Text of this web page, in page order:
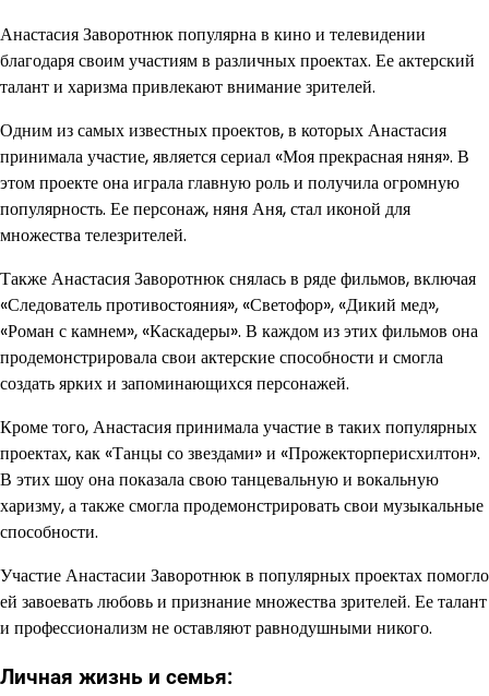
Анастасия Заворотнюк популярна в кино и телевидении
благодаря своим участиям в различных проектах. Ее актерский
талант и харизма привлекают внимание зрителей.
Одним из самых известных проектов, в которых Анастасия
принимала участие, является сериал «Моя прекрасная няня». В
этом проекте она играла главную роль и получила огромную
популярность. Ее персонаж, няня Аня, стал иконой для
множества телезрителей.
Также Анастасия Заворотнюк снялась в ряде фильмов, включая
«Следователь противостояния», «Светофор», «Дикий мед»,
«Роман с камнем», «Каскадеры». В каждом из этих фильмов она
продемонстрировала свои актерские способности и смогла
создать ярких и запоминающихся персонажей.
Кроме того, Анастасия принимала участие в таких популярных
проектах, как «Танцы со звездами» и «Прожекторперисхилтон».
В этих шоу она показала свою танцевальную и вокальную
харизму, а также смогла продемонстрировать свои музыкальные
способности.
Участие Анастасии Заворотнюк в популярных проектах помогло
ей завоевать любовь и признание множества зрителей. Ее талант
и профессионализм не оставляют равнодушными никого.
Личная жизнь и семья: